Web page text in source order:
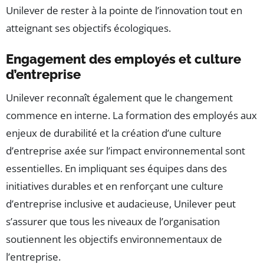
Unilever de rester à la pointe de l’innovation tout en
atteignant ses objectifs écologiques.
Engagement des employés et culture
d’entreprise
Unilever reconnaît également que le changement
commence en interne. La formation des employés aux
enjeux de durabilité et la création d’une culture
d’entreprise axée sur l’impact environnemental sont
essentielles. En impliquant ses équipes dans des
initiatives durables et en renforçant une culture
d’entreprise inclusive et audacieuse, Unilever peut
s’assurer que tous les niveaux de l’organisation
soutiennent les objectifs environnementaux de
l’entreprise.